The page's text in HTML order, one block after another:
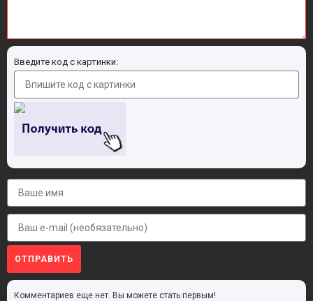
Введите код с картинки:
ОТПРАВИТЬ
Комментариев еще нет. Вы можете стать первым!